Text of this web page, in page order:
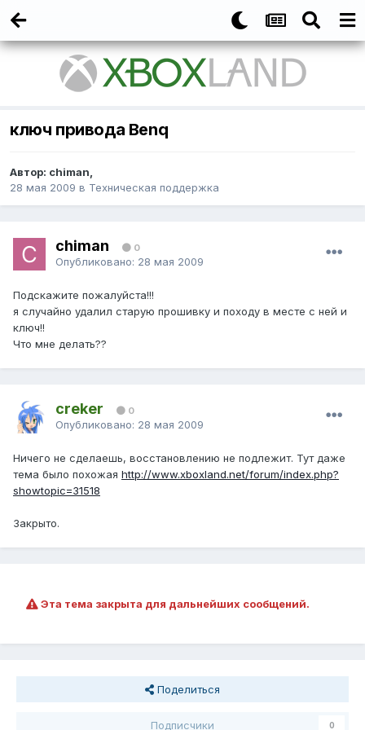
ключ привода Benq
Автор: chiman,
28 мая 2009 в Техническая поддержка
chiman 0
Опубликовано: 28 мая 2009
Подскажите пожалуйста!!!
я случайно удалил старую прошивку и походу в месте с ней и
ключ!!
Что мне делать??
creker 0
Опубликовано: 28 мая 2009
Ничего не сделаешь, восстановлению не подлежит. Тут даже
тема было похожая http://www.xboxland.net/forum/index.php?
showtopic=31518
Закрыто.
Эта тема закрыта для дальнейших сообщений.
Поделиться
Подписчики 0